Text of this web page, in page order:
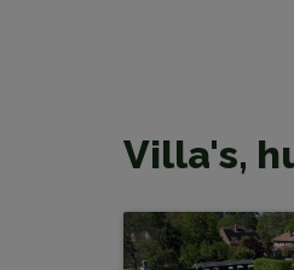
Villa's,